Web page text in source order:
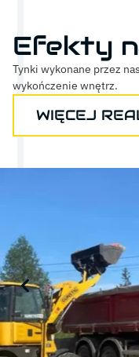
Efekty
Tynki wykonane przez
wykończenie wnętrz.
WIĘCEJ